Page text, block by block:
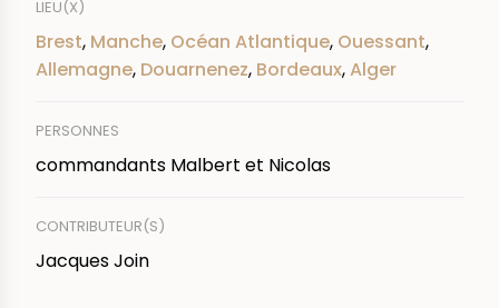
LIEU(X)
Brest, Manche, Océan Atlantique, Ouessant,
Allemagne, Douarnenez, Bordeaux,Alger
PERSONNES
commandants Malbert et Nicolas
CONTRIBUTEUR(S)
Jacques Join